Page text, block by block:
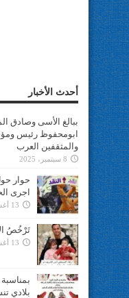
أحدث الأخبار
ببالغ الأسى وصادق
ابومحفوظ رئيس
والمثقفين العرب
8 سبتمبر، 2025
حوار
اجرى
13 أغسطس، 2025
تَرْخُصُ
13 أغسطس، 2025
بلادي